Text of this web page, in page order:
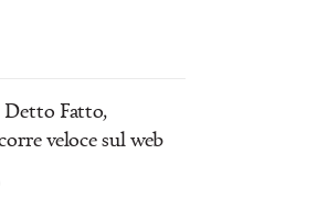
Detto Fatto,
veloce sul web